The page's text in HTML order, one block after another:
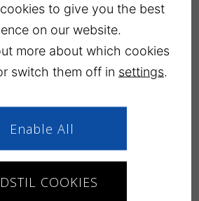
to give you the best
on our website.
more about which cookies
switch them off in settings
COOKIES
Enable All